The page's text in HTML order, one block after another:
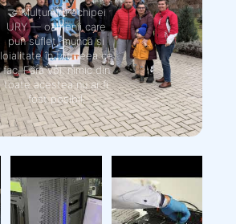
🤝 Mulțumim echipei
URY — oamenii care
pun suflet, muncă și
loialitate în tot ceea ce
fac. Fără voi, nimic din
toate acestea nu ar fi
fost posibil.